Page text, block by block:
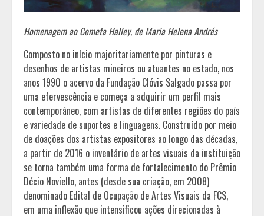
Homenagem ao Cometa Halley, de Maria Helena Andrés
Composto no início majoritariamente por pinturas e
desenhos de artistas mineiros ou atuantes no estado, nos
anos 1990 o acervo da Fundação Clóvis Salgado passa por
uma efervescência e começa a adquirir um perfil mais
contemporâneo, com artistas de diferentes regiões do país
e variedade de suportes e linguagens. Construído por meio
de doações dos artistas expositores ao longo das décadas,
a partir de 2016 o inventário de artes visuais da instituição
se torna também uma forma de fortalecimento do Prêmio
Décio Noviello, antes (desde sua criação, em 2008)
denominado Edital de Ocupação de Artes Visuais da FCS,
em uma inflexão que intensificou ações direcionadas à